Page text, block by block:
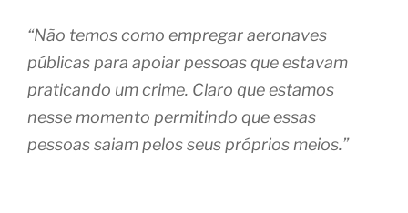
“Não temos como empregar aeronaves
públicas para apoiar pessoas que estavam
praticando um crime. Claro que estamos
nesse momento permitindo que essas
pessoas saiam pelos seus próprios meios.”